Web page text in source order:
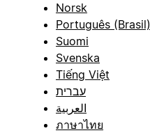
Norsk
Português (Brasil)
Suomi
Svenska
Tiếng Việt
עברית
العربية
ภาษาไทย